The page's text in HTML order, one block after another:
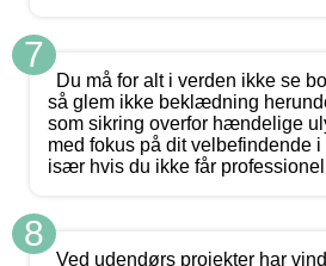
7
Du må for alt i verden ikke se
så glem ikke beklædning
som sikring overfor hændelige
med fokus på dit velbefindende
især hvis du ikke får
8
Ved udendørs projekter har